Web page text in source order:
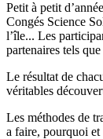
Petit à petit
Congés Science
l’île... Les
partenaires tels
Le résultat de
véritables
Les méthodes de
a faire, pourquoi et